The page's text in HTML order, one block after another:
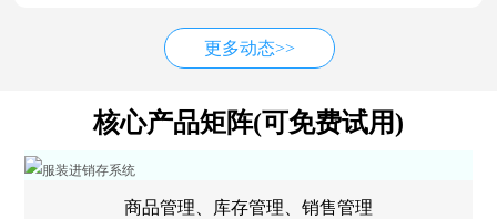
更多动态>>
核心产品矩阵(可免费试用)
商品管理、库存管理、销售管理